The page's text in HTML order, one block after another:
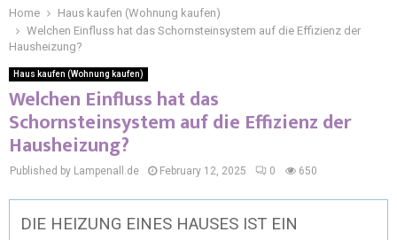
Home
Haus kaufen (Wohnung kaufen)
Welchen Einfluss hat das Schornsteinsystem auf die Effizienz der
Hausheizung?
Haus kaufen (Wohnung kaufen)
Welchen Einfluss hat das
Schornsteinsystem auf die Effizienz der
Hausheizung?
Published by Lampenall.de February 12, 2025 0 650
DIE HEIZUNG EINES HAUSES IST EIN